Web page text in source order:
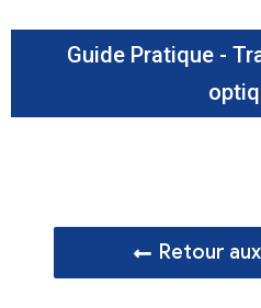
Guide Pratique -
Retour